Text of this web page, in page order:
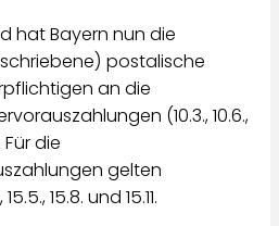
hat Bayern nun die
postalische
an die
(10.3., 10.6.,
Für die
gelten
15.8. und 15.11.